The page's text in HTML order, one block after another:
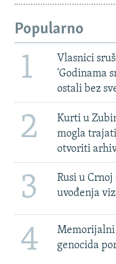
Popularno
1
Vlasnici
'Godinama
ostali bez
2
Kurti u
mogla
otvoriti
3
Rusi u
uvođenja
4
Memorijalni
genocida